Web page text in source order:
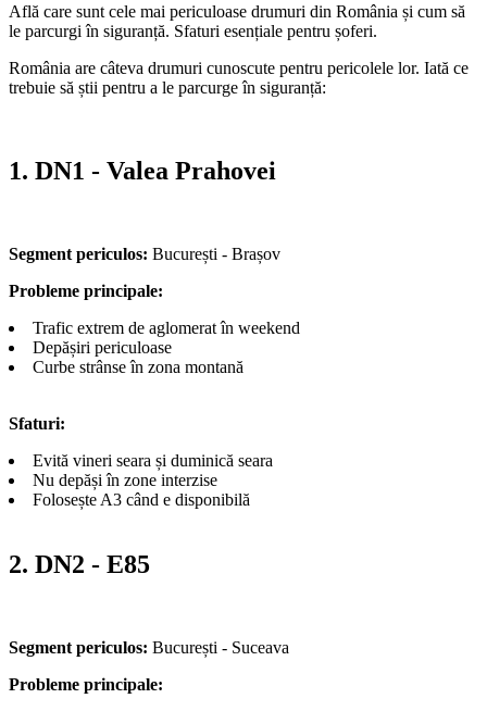
Află care sunt cele mai periculoase drumuri din România și cum să
le parcurgi în siguranță. Sfaturi esențiale pentru șoferi.
România are câteva drumuri cunoscute pentru pericolele lor. Iată ce
trebuie să știi pentru a le parcurge în siguranță:
1. DN1 - Valea Prahovei
Segment periculos: București - Brașov
Probleme principale:
Trafic extrem de aglomerat în weekend
Depășiri periculoase
Curbe strânse în zona montană
Sfaturi:
Evită vineri seara și duminică seara
Nu depăși în zone interzise
Folosește A3 când e disponibilă
2. DN2 - E85
Segment periculos: București - Suceava
Probleme principale: